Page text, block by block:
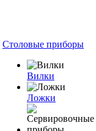
Столовые приборы
Вилки
Ложки